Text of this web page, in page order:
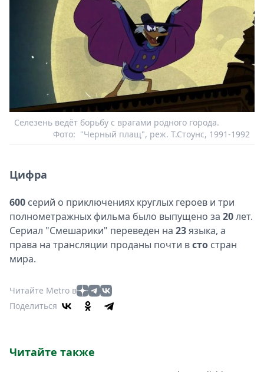
Селезень ведёт борьбу с врагами родного города.
"Черный плащ", реж. Т.Стоунс, 1991-1992
Фото:
Цифра
600 серий о приключениях круглых героев и три
полнометражных фильма было выпущено за 20лет.
Сериал "Смешарики" переведен на 23языка, а
права на трансляции проданы почти всто стран
мира.
Читайте Metro в
Поделиться
Читайте также